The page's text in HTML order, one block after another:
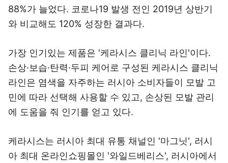
88%가 늘었다. 코로나19 발생 전인 2019년 상반기
와 비교해도 120% 성장한 결과다.
가장 인기있는 제품은 '케라시스 클리닉 라인'이다.
손상·보습·탄력·두피 케어로 구성된 케라시스 클리닉
라인은 염색을 자주하는 러시아 소비자들이 모발 고
민에 따라 선택해 사용할 수 있고, 손상된 모발 관리
에 도움을 줘 인기를 얻고 있다.
케라시스는 러시아 최대 유통 채널인 '마그닛', 러시
아 최대 온라인쇼핑몰인 '와일드베리스', 러시아에서